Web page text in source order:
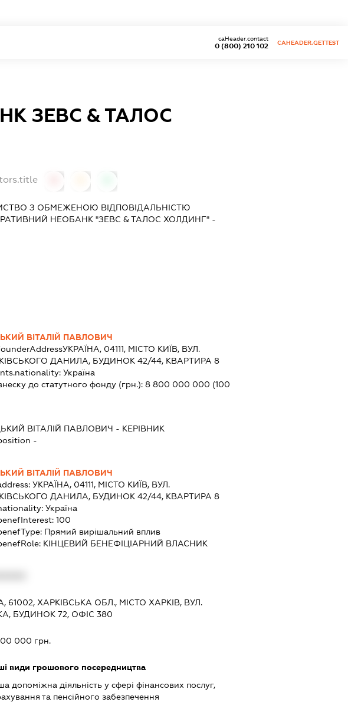
0 (800) 210 102
caHeader.contact
CAHEADER.GETTEST
ЗЕВС & ТАЛОС
З ОБМЕЖЕНОЮ ВІДПОВІДАЛЬНІСТЮ
НЕОБАНК "ЗЕВС & ТАЛОС ХОЛДИНГ" -
ВІТАЛІЙ ПАВЛОВИЧ
УКРАЇНА, 04111, МІСТО КИЇВ, ВУЛ.
ДАНИЛА, БУДИНОК 42/44, КВАРТИРА 8
Україна
до статутного фонду (грн.): 8 800 000 000 (100
ВІТАЛІЙ ПАВЛОВИЧ - КЕРІВНИК
-
ВІТАЛІЙ ПАВЛОВИЧ
УКРАЇНА, 04111, МІСТО КИЇВ, ВУЛ.
ДАНИЛА, БУДИНОК 42/44, КВАРТИРА 8
Україна
100
Прямий вирішальний вплив
КІНЦЕВИЙ БЕНЕФІЦІАРНИЙ ВЛАСНИК
61002, ХАРКІВСЬКА ОБЛ., МІСТО ХАРКІВ, ВУЛ.
БУДИНОК 72, ОФІС 380
000 грн.
види грошового посередництва
допоміжна діяльність у сфері фінансових послуг,
та пенсійного забезпечення